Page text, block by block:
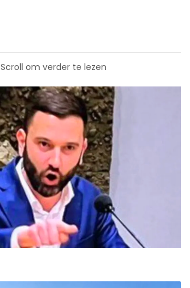
Scroll om verder te lezen